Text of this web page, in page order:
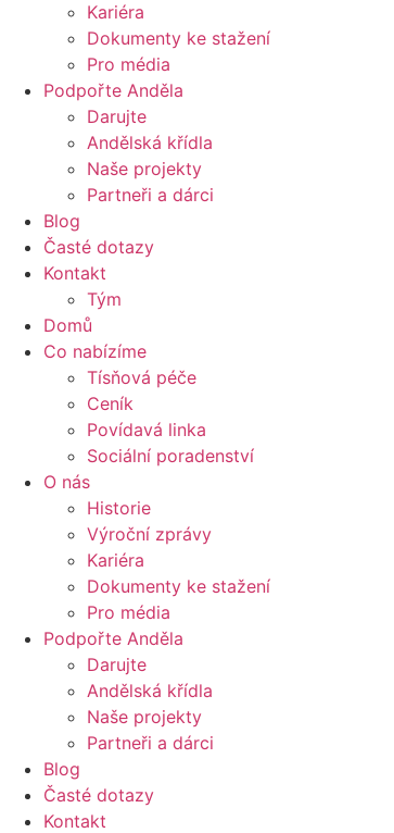
Kariéra
Dokumenty ke stažení
Pro média
Podpořte Anděla
Darujte
Andělská křídla
Naše projekty
Partneři a dárci
Blog
Časté dotazy
Kontakt
Tým
Domů
Co nabízíme
Tísňová péče
Ceník
Povídavá linka
Sociální poradenství
O nás
Historie
Výroční zprávy
Kariéra
Dokumenty ke stažení
Pro média
Podpořte Anděla
Darujte
Andělská křídla
Naše projekty
Partneři a dárci
Blog
Časté dotazy
Kontakt